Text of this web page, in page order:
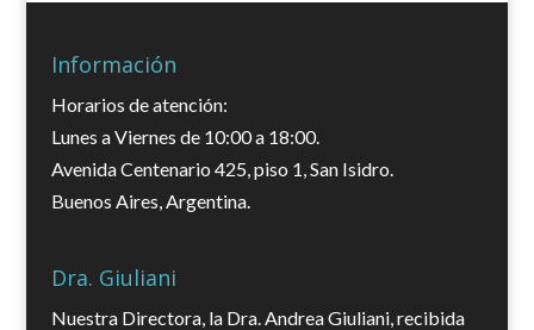
Información
Horarios de atención:
Lunes a Viernes de 10:00 a 18:00.
Avenida Centenario 425, piso 1, San Isidro.
Buenos Aires, Argentina.
Dra. Giuliani
Nuestra Directora, la Dra. Andrea Giuliani, recibida